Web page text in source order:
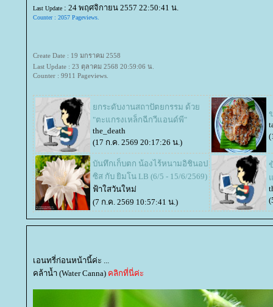
Last Update : 24 พฤศจิกายน 2557 22:50:41 น.
Counter : 2057 Pageviews.
Create Date : 19 มกราคม 2558
Last Update : 23 ตุลาคม 2568 20:59:06 น.
Counter : 9911 Pageviews.
กระดับงานสถาปัตยกรรม ด้ว
"ตะแกรงเหล็กฉีกวีแอนด์พี"
the_death
(17 ก.ค. 2569 20:17:26 น.)
บันทึกเก็บตก น้องไร้หนามอิชินอป
ซิส กับ ยิมโน LB (6/5 - 15/6/2569)
ฟ้าใสวันใหม่
(7 ก.ค. 2569 10:57:41 น.)
เอนทรี่ก่อนหน้านี้ค่ะ ...
คล้าน้ำ (Water Canna) คลิกที่นี่ค่ะ